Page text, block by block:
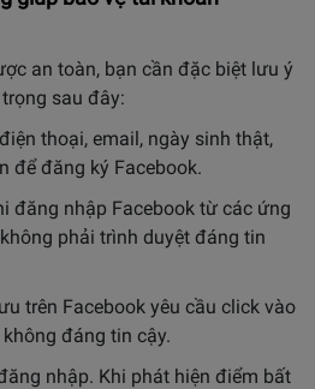
an toàn, bạn cần đặc biệt lưu ý
sau đây:
thoại, email, ngày sinh thật,
để đăng ký Facebook.
đăng nhập Facebook từ các ứng
phải trình duyệt đáng tin
trên Facebook yêu cầu click vào
đáng tin cậy.
nhập. Khi phát hiện điểm bất